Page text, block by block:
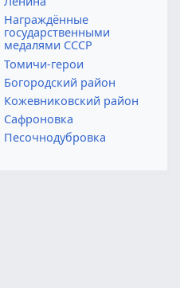
Награждённые
государственными
медалями СССР
Томичи-герои
Богородский район
Кожевниковский район
Сафроновка
Песочнодубровка